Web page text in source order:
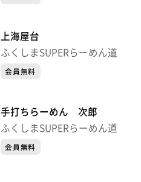
上海屋台
ふくしまSUPERらーめん道
会員無料
手打ちらーめん 次郎
ふくしまSUPERらーめん道
会員無料